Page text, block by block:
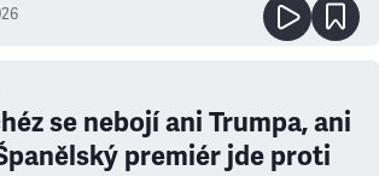
se nebojí ani Trumpa, ani
premiér jde proti